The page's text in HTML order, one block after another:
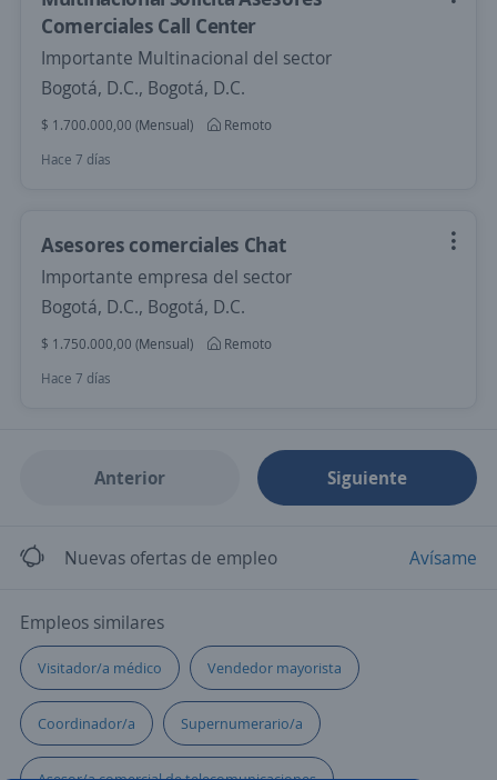
Comerciales Call Center
Importante Multinacional del sector
Bogotá, D.C., Bogotá, D.C.
$ 1.700.000,00 (Mensual)
Remoto
Hace 7 días
Asesores comerciales Chat
Importante empresa del sector
Bogotá, D.C., Bogotá, D.C.
$ 1.750.000,00 (Mensual)
Remoto
Hace 7 días
Anterior Siguiente
Nuevas ofertas de empleo Avísame
Empleos similares
Visitador/a médico Vendedor mayorista
Coordinador/a Supernumerario/a